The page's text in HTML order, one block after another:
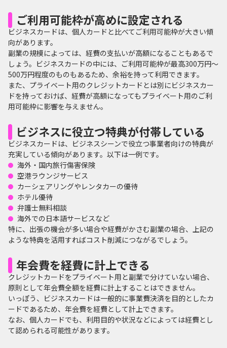
ご利用可能枠が高めに設定される
ビジネスカードは、個人カードと比べてご利用可能枠が大きい傾
向があります。
副業の規模によっては、経費の支払いが高額になることもあるで
しょう。ビジネスカードの中には、ご利用可能枠が最高300万円～
500万円程度のものもあるため、余裕を持って利用できます。
また、プライベート用のクレジットカードとは別にビジネスカー
ドを持っておけば、経費が高額になってもプライベート用のご利
用可能枠に影響を与えません。
ビジネスに役立つ特典が付帯している
ビジネスカードは、ビジネスシーンで役立つ事業者向けの特典が
充実している傾向があります。以下は一例です。
海外・国内旅行傷害保険
空港ラウンジサービス
カーシェアリングやレンタカーの優待
ホテル優待
弁護士無料相談
海外での日本語サービスなど
特に、出張の機会が多い場合や経費がかさむ副業の場合、上記の
ような特典を活用すればコスト削減につながるでしょう。
年会費を経費に計上できる
クレジットカードをプライベート用と副業で分けていない場合、
原則として年会費全額を経費に計上することはできません。
いっぽう、ビジネスカードは一般的に事業費決済を目的としたカ
ードであるため、年会費を経費として計上できます。
なお、個人カードでも、利用目的や状況などによっては経費とし
て認められる可能性があります。